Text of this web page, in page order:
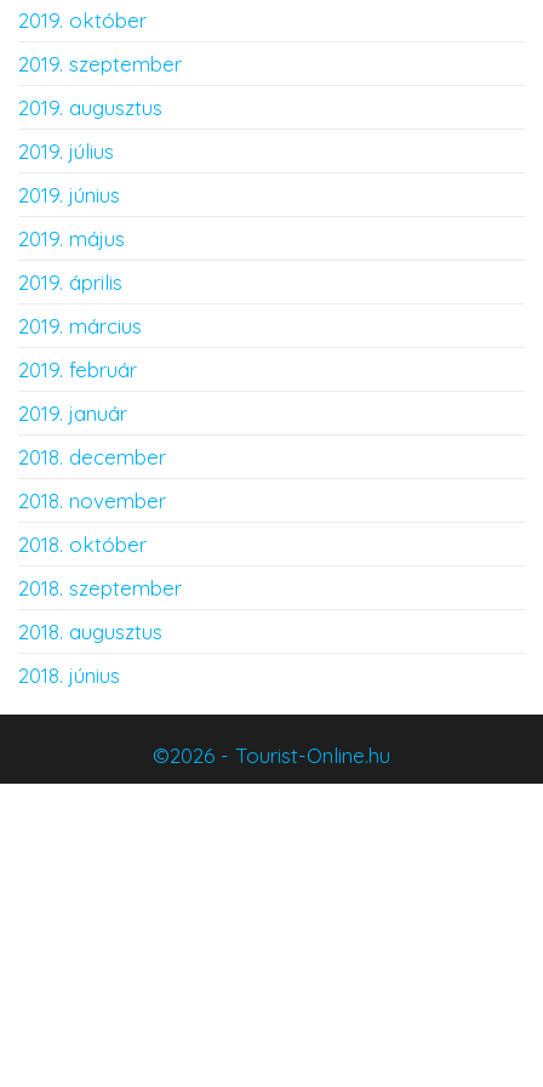
2019. október
2019. szeptember
2019. augusztus
2019. július
2019. június
2019. május
2019. április
2019. március
2019. február
2019. január
2018. december
2018. november
2018. október
2018. szeptember
2018. augusztus
2018. június
©2026 - Tourist-Online.hu